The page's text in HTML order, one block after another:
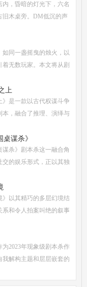
，昏暗的灯光下，六名
旧木桌旁。DM低沉的声
永生难忘的惊魂夜...随
如同一盏摇曳的烛火，以
无数玩家。本文将从剧
要素出发，全面解析这
上
》是一款以古代权谋斗争
本，融合了推理、演绎与
，都能在这场充满诡谲风
桌谋杀》
谋杀》剧本杀这一融合角
交的娱乐形式，正以其独
手到头等玩家的蜕变，
》以其精巧的多层幻境结
系和令人拍案叫绝的叙事
个光怪陆离的幻境世界，
为2023年现象级剧本杀作
我解构主题和层层嵌套的